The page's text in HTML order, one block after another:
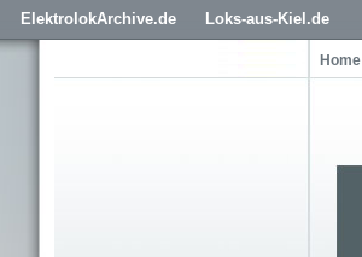
ElektrolokArchive.de Loks-aus-Kiel.de
Home